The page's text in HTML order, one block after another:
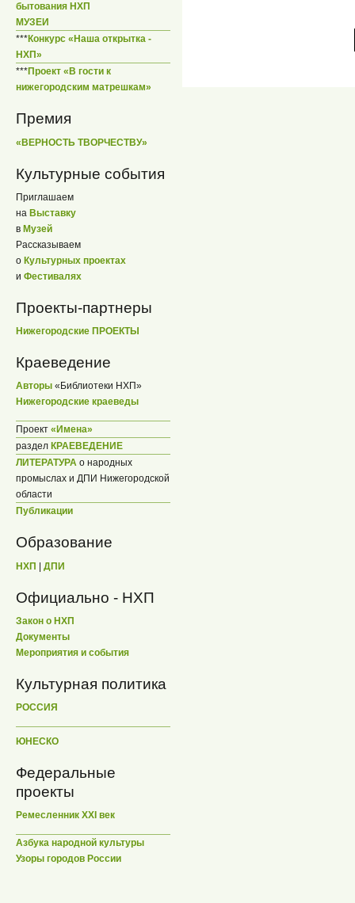
бытования НХП
МУЗЕИ
***Конкурс «Наша открытка -
НХП»
***Проект «В гости к
нижегородским матрешкам»
Премия
«ВЕРНОСТЬ ТВОРЧЕСТВУ»
Культурные события
Приглашаем
на Выставку
в Музей
Рассказываем
о Культурных проектах
и Фестивалях
Проекты-партнеры
Нижегородские ПРОЕКТЫ
Краеведение
Авторы «Библиотеки НХП»
Нижегородские краеведы
Проект «Имена»
раздел КРАЕВЕДЕНИЕ
ЛИТЕРАТУРА о народных
промыслах и ДПИ Нижегородской
области
Публикации
Образование
НХП | ДПИ
Официально - НХП
Закон о НХП
Документы
Мероприятия и события
Культурная политика
РОССИЯ
ЮНЕСКО
Федеральные
проекты
Ремесленник XXI век
Азбука народной культуры
Узоры городов России